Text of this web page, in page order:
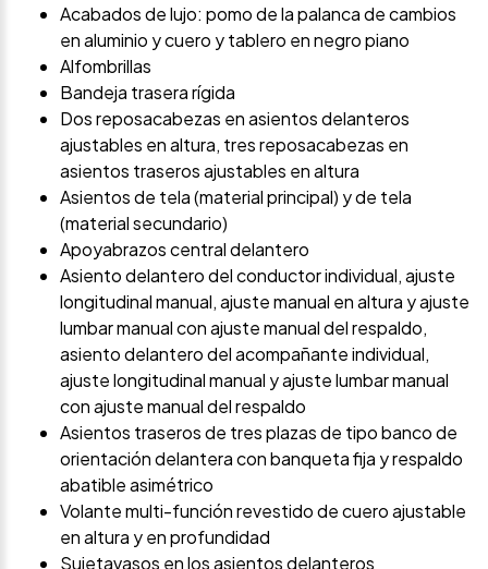
Acabados de lujo: pomo de la palanca de cambios
en aluminio y cuero y tablero en negro piano
Alfombrillas
Bandeja trasera rígida
Dos reposacabezas en asientos delanteros
ajustables en altura, tres reposacabezas en
asientos traseros ajustables en altura
Asientos de tela (material principal) y de tela
(material secundario)
Apoyabrazos central delantero
Asiento delantero del conductor individual, ajuste
longitudinal manual, ajuste manual en altura y ajuste
lumbar manual con ajuste manual del respaldo,
asiento delantero del acompañante individual,
ajuste longitudinal manual y ajuste lumbar manual
con ajuste manual del respaldo
Asientos traseros de tres plazas de tipo banco de
orientación delantera con banqueta fija y respaldo
abatible asimétrico
Volante multi-función revestido de cuero ajustable
en altura y en profundidad
Sujetavasos en los asientos delanteros